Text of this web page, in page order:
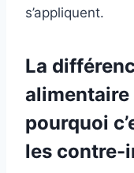
s’appliquent.
La
alimentaire
pourquoi
les contre-